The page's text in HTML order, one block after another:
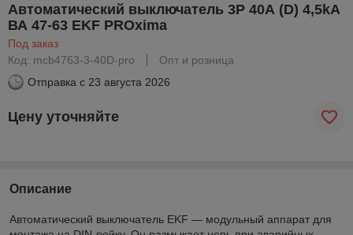
Автоматический выключатель 3P 40А (D) 4,5kA
ВА 47-63 EKF PROxima
Под заказ
Код: mcb4763-3-40D-pro
Опт и розница
Отправка с 23 августа 2026
Цену уточняйте
Описание
Автоматический выключатель EKF — модульный аппарат для